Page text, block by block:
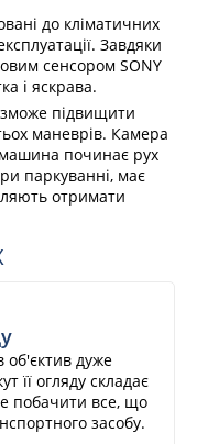
до кліматичних
Завдяки
сенсором SONY
і яскрава.
підвищити
маневрів. Камера
починає рух
паркуванні, має
отримати
дуже
її огляду складає
побачити все, що
засобу.